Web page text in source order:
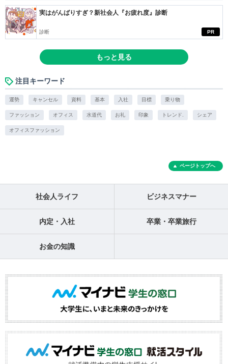
PR
実はがんばりすぎ？新社会人『お疲れ度』診断
診断
もっと見る
注目キーワード
運勢 キャンセル 資料 基本 入社 目標 乗り物
ファッション オフィス 水道代 お礼 印象 トレンド. シェア
オフィスファッション
ページトップへ
社会人ライフ ビジネスマナー
内定・入社 卒業・卒業旅行
お金の知識